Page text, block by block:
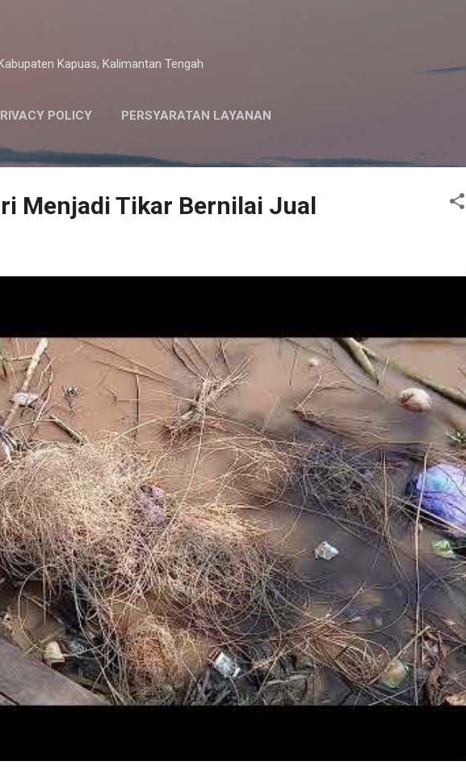
Kapuas, Kalimantan Tengah
POLICY PERSYARATAN LAYANAN
Menjadi Tikar Bernilai Jual